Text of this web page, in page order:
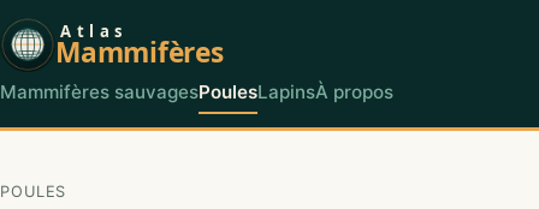
Atlas
Mammifères
Mammifères sauvagesPoulesLapinsÀ propos
POULES